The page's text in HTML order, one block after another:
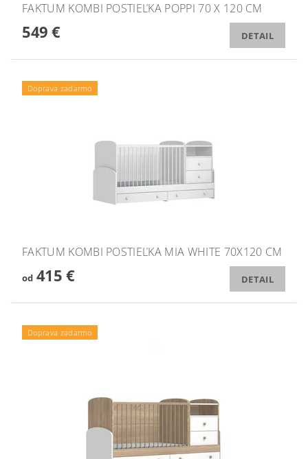
FAKTUM KOMBI POSTIEĽKA POPPI 70 X 120 CM
549 € DETAIL
Doprava zadarmo
FAKTUM KOMBI POSTIEĽKA MIA WHITE 70X120 CM
od415 € DETAIL
Doprava zadarmo